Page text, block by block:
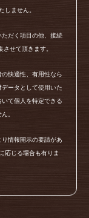
しません。
だく項目の他、接続
せて頂きます。
快適性、有用性なら
ータとして使用いた
て個人を特定できる
。
情報開示の要請があ
応じる場合も有りま